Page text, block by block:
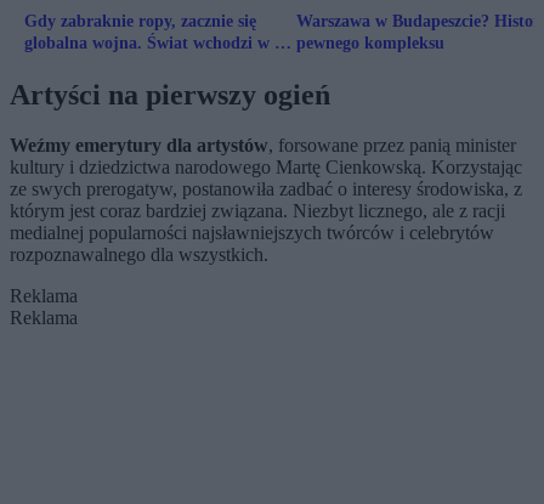
Gdy zabraknie ropy, zacznie się
globalna wojna. Świat wchodzi w erę
Warszawa w Budapeszcie?
pewnego kompleksu
Artyści na pierwszy ogień
Weźmy emerytury dla artystów, forsowane przez panią minister
kultury i dziedzictwa narodowego Martę Cienkowską. Korzystając
ze swych prerogatyw, postanowiła zadbać o interesy środowiska, z
którym jest coraz bardziej związana. Niezbyt licznego, ale z racji
medialnej popularności najsławniejszych twórców i celebrytów
rozpoznawalnego dla wszystkich.
Reklama
Reklama